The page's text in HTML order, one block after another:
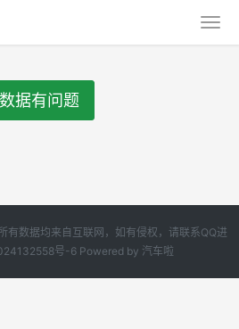
数据有问题
数据均来自互联网，如有侵权，请联系QQ进
号-6Powered by 汽车啦